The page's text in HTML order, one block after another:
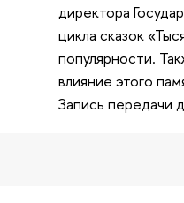
директора
цикла сказок
популярности.
влияние этого
Запись передачи